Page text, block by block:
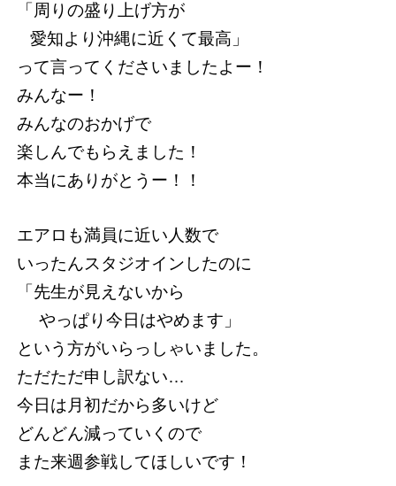
「周りの盛り上げ方が
愛知より沖縄に近くて最高」
って言ってくださいましたよー！
みんなー！
みんなのおかげで
楽しんでもらえました！
本当にありがとうー！！
エアロも満員に近い人数で
いったんスタジオインしたのに
「先生が見えないから
やっぱり今日はやめます」
という方がいらっしゃいました。
ただただ申し訳ない…
今日は月初だから多いけど
どんどん減っていくので
また来週参戦してほしいです！